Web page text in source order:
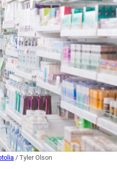
/ Tyler Olson